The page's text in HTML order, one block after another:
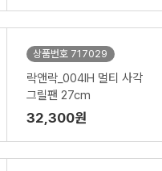
상품번호 717029
락앤락_004IH 멀티 사각
그릴팬 27cm
32,300원